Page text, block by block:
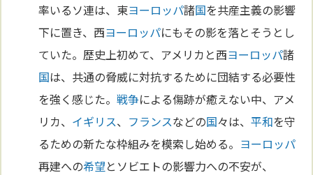
率いるソ連は、東ヨーロッパ諸国を共産主義の影響
下に置き、西ヨーロッパにもその影を落とそうとし
ていた。歴史上初めて、アメリカと西ヨーロッパ諸
国は、共通の脅威に対抗するために団結する必要性
を強く感じた。戦争による傷跡が癒えない中、アメ
リカ、 イギリス、 フランスなどの国々は、平和を守
るための新たな枠組みを模索し始める。 ヨーロッパ
再建への希望とソビエトの影響力への不安が、